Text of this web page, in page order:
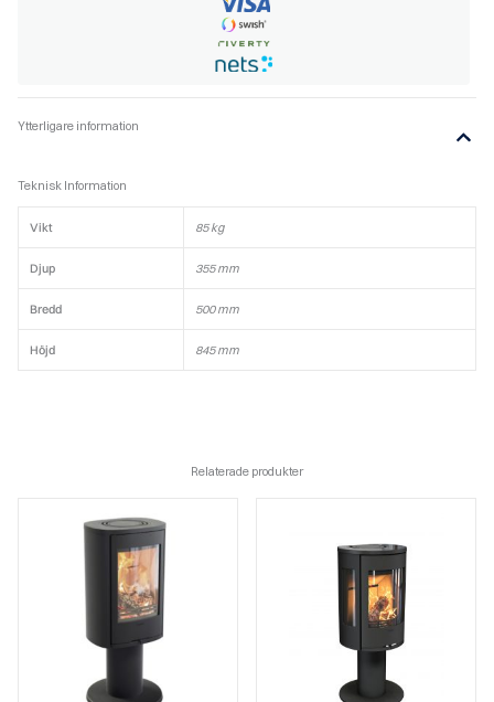
Ytterligare information
Teknisk Information
Vikt 85 kg
Djup 355 mm
Bredd 500 mm
Höjd 845 mm
Relaterade produkter